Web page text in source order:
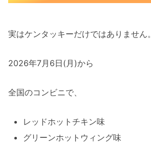
実はケンタッキーだけではありません。
2026年7月6日(月)から
全国のコンビニで、
レッドホットチキン味
グリーンホットウィング味